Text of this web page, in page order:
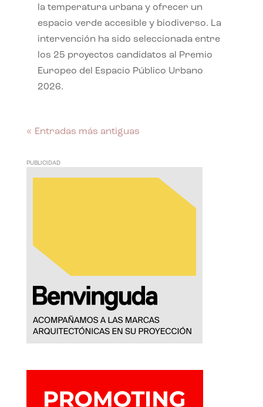
la temperatura urbana y ofrecer un
espacio verde accesible y biodiverso. La
intervención ha sido seleccionada entre
los 25 proyectos candidatos al Premio
Europeo del Espacio Público Urbano
2026.
« Entradas más antiguas
PUBLICIDAD